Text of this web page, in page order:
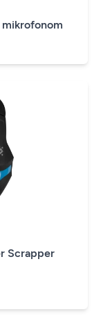
mikrofonom
Scrapper